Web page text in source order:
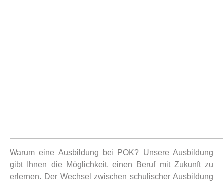
Warum eine Ausbildung bei POK? Unsere Ausbildung
gibt Ihnen die Möglichkeit, einen Beruf mit Zukunft zu
erlernen. Der Wechsel zwischen schulischer Ausbildung